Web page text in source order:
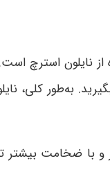
از نایلون
به‌طور کلی،
با ضخامت بیشتر